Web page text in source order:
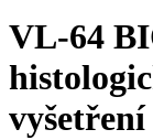
VL-64
vyšetření